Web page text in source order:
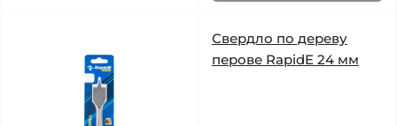
Свердло по дереву
перове RapidE 24 мм